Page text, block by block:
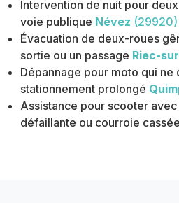
Intervention de nuit pour
voie publique Névez (29920)
Évacuation de deux-roues
sortie ou un passage Riec-
Dépannage pour moto qui ne
stationnement prolongé
Assistance pour scooter
défaillante ou courroie cassée